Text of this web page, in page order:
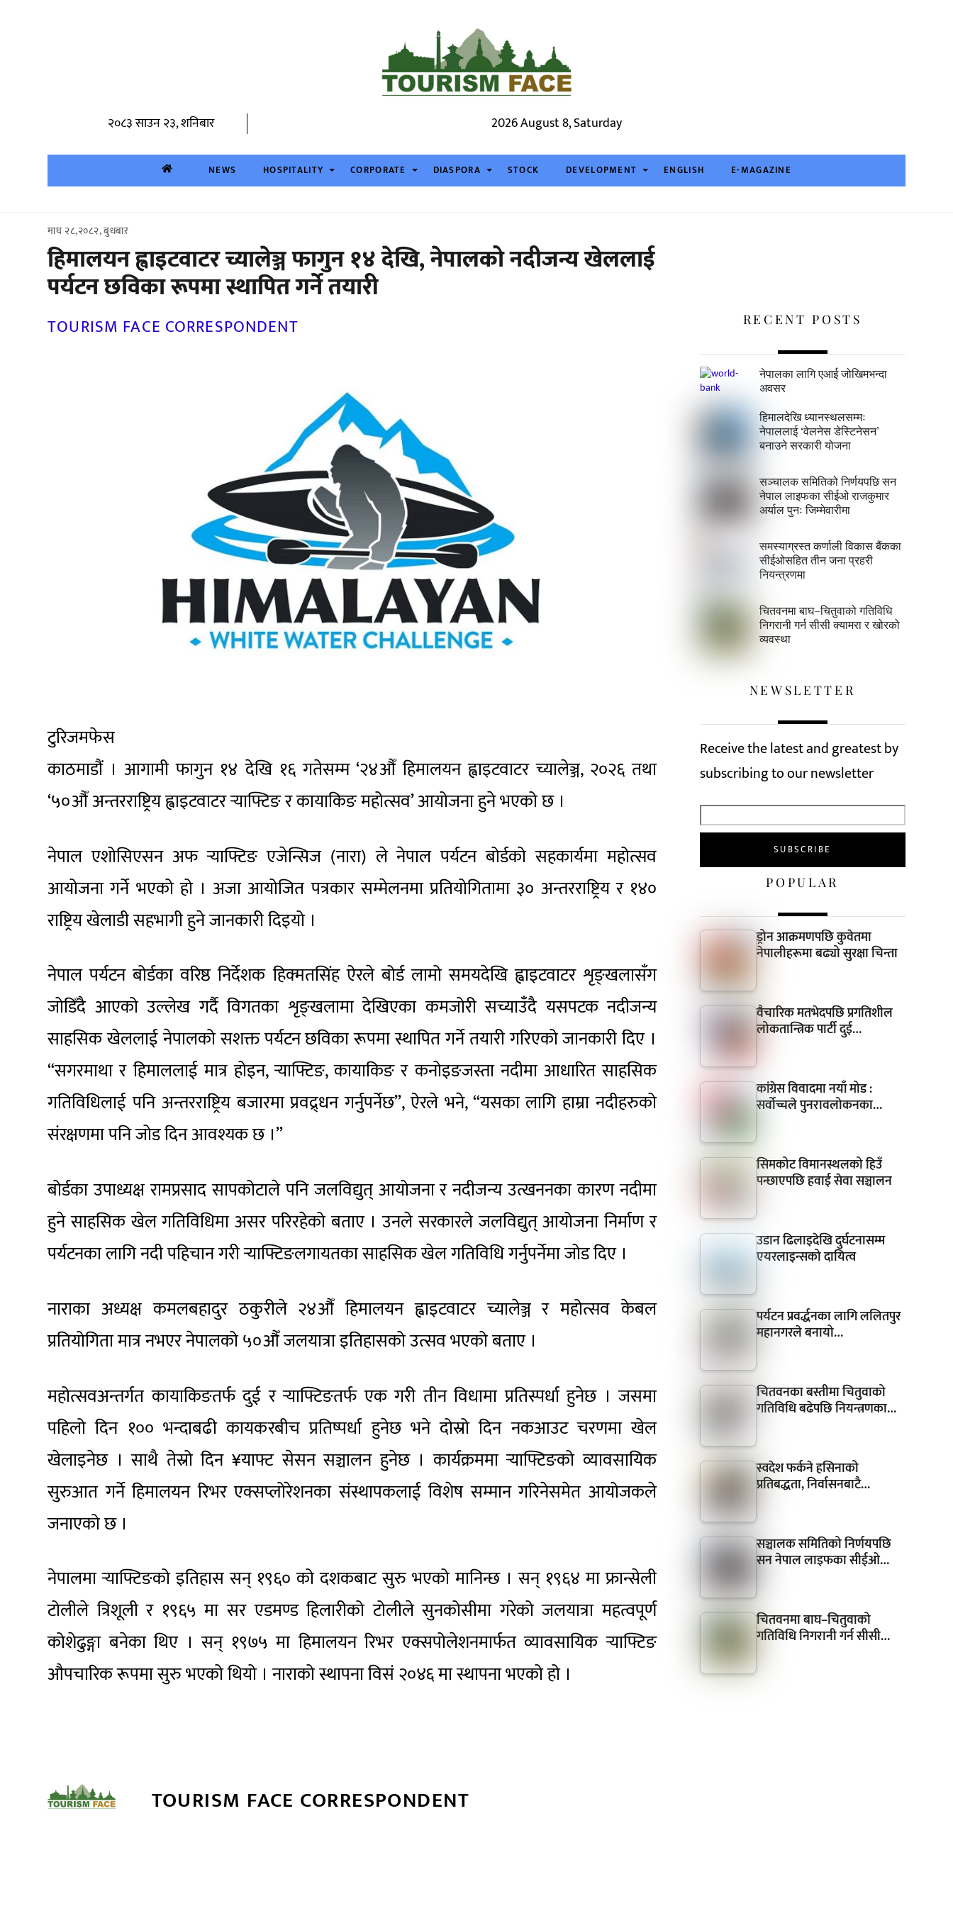
२०८३ साउन २३, शनिबार 2026 August 8, Saturday
NEWS HOSPITALITY CORPORATE DIASPORA STOCK DEVELOPMENT ENGLISH E-MAGAZINE
माघ २८,२०८२, बुधबार
हिमालयन ह्वाइटवाटर च्यालेञ्ज फागुन १४ देखि, नेपालको नदीजन्य खेललाई
पर्यटन छविका रूपमा स्थापित गर्ने तयारी
TOURISM FACE CORRESPONDENT
टुरिजमफेस
काठमाडौं । आगामी फागुन १४ देखि १६ गतेसम्म ‘२४औँ हिमालयन ह्वाइटवाटर च्यालेञ्ज, २०२६ तथा
‘५०औँ अन्तरराष्ट्रिय ह्वाइटवाटर र्‍याफ्टिङ र कायाकिङ महोत्सव’ आयोजना हुने भएको छ ।
नेपाल एशोसिएसन अफ र्‍याफ्टिङ एजेन्सिज (नारा) ले नेपाल पर्यटन बोर्डको सहकार्यमा महोत्सव
आयोजना गर्ने भएको हो । अजा आयोजित पत्रकार सम्मेलनमा प्रतियोगितामा ३० अन्तरराष्ट्रिय र १४०
राष्ट्रिय खेलाडी सहभागी हुने जानकारी दिइयो ।
नेपाल पर्यटन बोर्डका वरिष्ठ निर्देशक हिक्मतसिंह ऐरले बोर्ड लामो समयदेखि ह्वाइटवाटर शृङ्खलासँग
जोडिँदै आएको उल्लेख गर्दै विगतका शृङ्खलामा देखिएका कमजोरी सच्याउँदै यसपटक नदीजन्य
साहसिक खेललाई नेपालको सशक्त पर्यटन छविका रूपमा स्थापित गर्ने तयारी गरिएको जानकारी दिए ।
“सगरमाथा र हिमाललाई मात्र होइन, र्‍याफ्टिङ, कायाकिङ र कनोइङजस्ता नदीमा आधारित साहसिक
गतिविधिलाई पनि अन्तरराष्ट्रिय बजारमा प्रवद्र्धन गर्नुपर्नेछ”, ऐरले भने, “यसका लागि हाम्रा नदीहरुको
संरक्षणमा पनि जोड दिन आवश्यक छ ।”
बोर्डका उपाध्यक्ष रामप्रसाद सापकोटाले पनि जलविद्युत् आयोजना र नदीजन्य उत्खननका कारण नदीमा
हुने साहसिक खेल गतिविधिमा असर परिरहेको बताए । उनले सरकारले जलविद्युत् आयोजना निर्माण र
पर्यटनका लागि नदी पहिचान गरी र्‍याफ्टिङलगायतका साहसिक खेल गतिविधि गर्नुपर्नेमा जोड दिए ।
नाराका अध्यक्ष कमलबहादुर ठकुरीले २४औँ हिमालयन ह्वाइटवाटर च्यालेञ्ज र महोत्सव केबल
प्रतियोगिता मात्र नभएर नेपालको ५०औँ जलयात्रा इतिहासको उत्सव भएको बताए ।
महोत्सवअन्तर्गत कायाकिङतर्फ दुई र र्‍याफ्टिङतर्फ एक गरी तीन विधामा प्रतिस्पर्धा हुनेछ । जसमा
पहिलो दिन १०० भन्दाबढी कायकरबीच प्रतिष्पर्धा हुनेछ भने दोस्रो दिन नकआउट चरणमा खेल
खेलाइनेछ । साथै तेस्रो दिन ¥याफ्ट सेसन सञ्चालन हुनेछ । कार्यक्रममा र्‍याफ्टिङको व्यावसायिक
सुरुआत गर्ने हिमालयन रिभर एक्सप्लोरेशनका संस्थापकलाई विशेष सम्मान गरिनेसमेत आयोजकले
जनाएको छ ।
नेपालमा र्‍याफ्टिङको इतिहास सन् १९६० को दशकबाट सुरु भएको मानिन्छ । सन् १९६४ मा फ्रान्सेली
टोलीले त्रिशूली र १९६५ मा सर एडमण्ड हिलारीको टोलीले सुनकोसीमा गरेको जलयात्रा महत्वपूर्ण
कोशेढुङ्गा बनेका थिए । सन् १९७५ मा हिमालयन रिभर एक्सपोलेशनमार्फत व्यावसायिक र्‍याफ्टिङ
औपचारिक रूपमा सुरु भएको थियो । नाराको स्थापना विसं २०४६ मा स्थापना भएको हो ।
TOURISM FACE CORRESPONDENT
RECENT POSTS
नेपालका लागि एआई जोखिमभन्दा
अवसर
हिमालदेखि ध्यानस्थलसम्मः
नेपाललाई ‘वेलनेस डेस्टिनेसन’
बनाउने सरकारी योजना
सञ्चालक समितिको निर्णयपछि सन
नेपाल लाइफका सीईओ राजकुमार
अर्याल पुनः जिम्मेवारीमा
समस्याग्रस्त कर्णाली विकास बैंकका
सीईओसहित तीन जना प्रहरी
नियन्त्रणमा
चितवनमा बाघ–चितुवाको गतिविधि
निगरानी गर्न सीसी क्यामरा र खोरको
व्यवस्था
NEWSLETTER
Receive the latest and greatest by
subscribing to our newsletter
POPULAR
ड्रोन आक्रमणपछि कुवेतमा
नेपालीहरूमा बढ्यो सुरक्षा चिन्ता
वैचारिक मतभेदपछि प्रगतिशील
लोकतान्त्रिक पार्टी दुई…
कांग्रेस विवादमा नयाँ मोड :
सर्वोच्चले पुनरावलोकनका…
सिमकोट विमानस्थलको हिउँ
पन्छाएपछि हवाई सेवा सञ्चालन
उडान ढिलाइदेखि दुर्घटनासम्म
एयरलाइन्सको दायित्व
पर्यटन प्रवर्द्धनका लागि ललितपुर
महानगरले बनायो…
चितवनका बस्तीमा चितुवाको
गतिविधि बढेपछि नियन्त्रणका…
स्वदेश फर्कने हसिनाको
प्रतिबद्धता, निर्वासनबाटै…
सञ्चालक समितिको निर्णयपछि
सन नेपाल लाइफका सीईओ…
चितवनमा बाघ–चितुवाको
गतिविधि निगरानी गर्न सीसी…